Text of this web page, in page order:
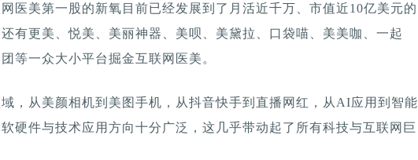
医美第一股的新氧目前已经发展到了月活近千万、市值近10亿美元的
有更美、悦美、美丽神器、美呗、美黛拉、口袋喵、美美咖、一起
等一众大小平台掘金互联网医美。
，从美颜相机到美图手机，从抖音快手到直播网红，从AI应用到智能
硬件与技术应用方向十分广泛，这几乎带动起了所有科技与互联网巨